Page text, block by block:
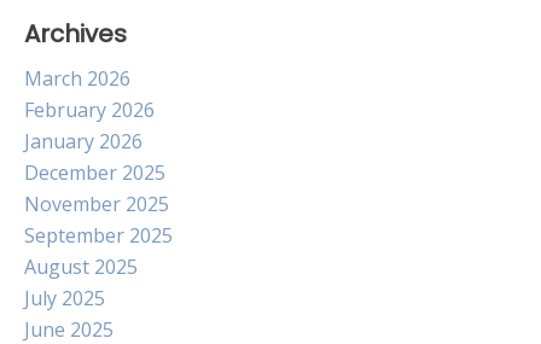
Archives
March 2026
February 2026
January 2026
December 2025
November 2025
September 2025
August 2025
July 2025
June 2025